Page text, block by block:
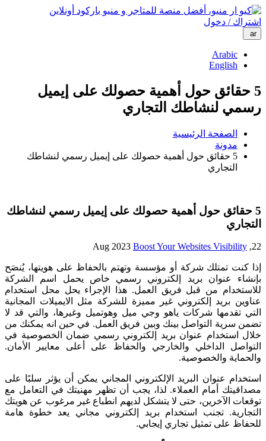
اشتراك / دخول
ar
Arabic
English
5 حقائق حول أهمية حصولك على إيميل
رسمي لنشاطك التجاري
الصفحة الرئيسية
مدونة
5 حقائق حول أهمية حصولك على إيميل رسمي لنشاطك
التجاري
5 حقائق حول أهمية حصولك على إيميل رسمي لنشاطك
التجاري
22, Aug 2023
Boost Your Websites Visibility
إذا كنت تمتلك شركة أو مؤسسة وتهتم بالحفاظ على هويتها، يُنصَح
بإنشاء عنوان بريد إلكتروني رسمي خاص يحمل اسم الشركة
للاستخدام من قبل فريق العمل. هذا الإجراء يحل محل استخدام
عناوين بريد إلكتروني غير مميزة للشركة مثل الايميلات المجانية
التي تقدمها شركات ياهو وجي ميل وهوتميل وغيرها، والتي قد لا
تضمن سرية التواصل بينك وبين فريق العمل. في حين انه يمكنك من
خلال استخدام عنوان بريد إلكتروني رسمي ضمان الخصوصية في
التواصل الداخلي والخارجي والحفاظ على أعلى معايير الأمان.
والحماية والخصوصية.
استخدام عنوان البريد الإلكتروني المجاني يمكن أن يؤثر سلبًا على
مصداقيتك أمام العملاء. لذا، يجب أن تظهر مهنيتك في التعامل مع
توقعات الآخرين، حتى لا يتشكل لديهم انطباع غير مرغوب عن هويتك
التجارية. تجنب استخدام بريد إلكتروني مجاني يعد خطوة هامة
للحفاظ على تمثيل تجاري إيجابي.